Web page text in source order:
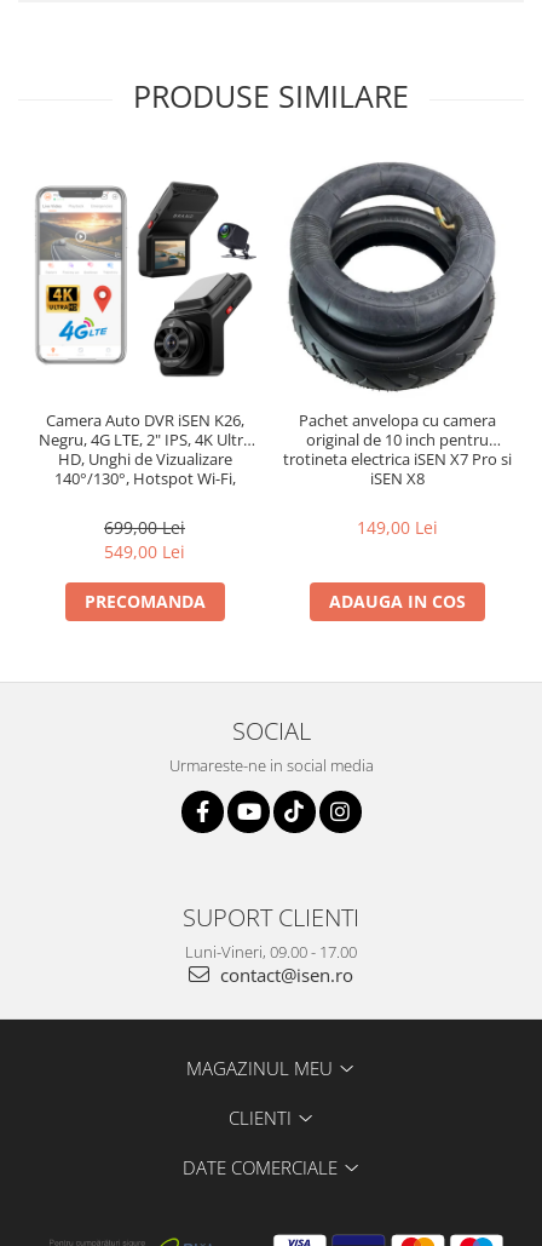
PRODUSE SIMILARE
Camera Auto DVR iSEN K26,
Negru, 4G LTE, 2" IPS, 4K Ultra
HD, Unghi de Vizualizare
140°/130°, Hotspot Wi-Fi,
ADAS, BSD, G-Sensor,
Monitorizare Parcare 24H
699,00 Lei
549,00 Lei
PRECOMANDA
Pachet anvelopa cu camera
original de 10 inch pentru
trotineta electrica iSEN X7 Pro si
iSEN X8
149,00 Lei
ADAUGA IN COS
SOCIAL
Urmareste-ne in social media
SUPORT CLIENTI
Luni-Vineri, 09.00 - 17.00
contact@isen.ro
MAGAZINUL MEU
CLIENTI
DATE COMERCIALE